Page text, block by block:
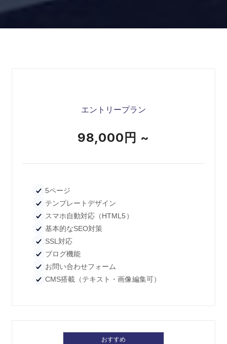
エントリープラン
98,000円 ~
5ページ
テンプレートデザイン
スマホ自動対応（HTML5）
基本的なSEO対策
SSL対応
ブログ機能
お問い合わせフォーム
CMS搭載（テキスト・画像編集可）
おすすめ